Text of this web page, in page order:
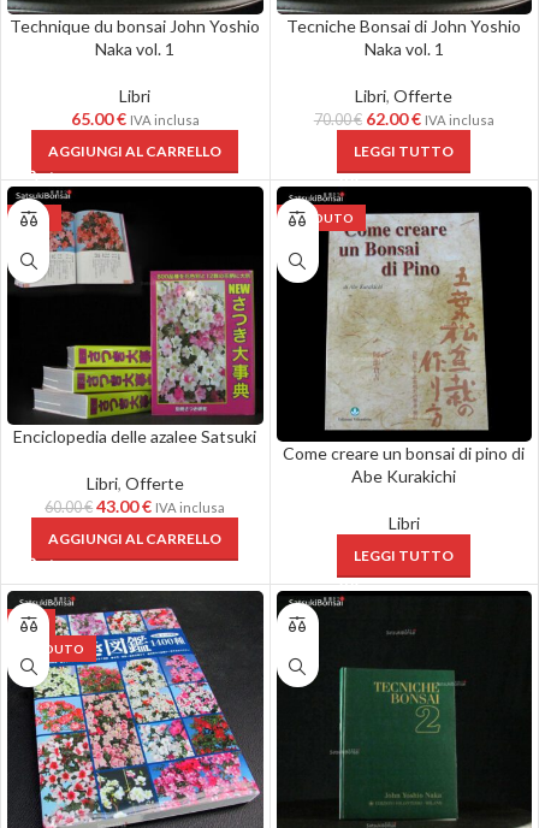
Technique du bonsai John Yoshio
Naka vol. 1
Libri
65.00€ IVA inclusa
AGGIUNGI AL CARRELLO
Tecniche Bonsai di John Yoshio
Naka vol. 1
Libri,Offerte
70.00€ 62.00€ IVA inclusa
LEGGI TUTTO
-28%
Enciclopedia delle azalee Satsuki
Libri, Offerte
60.00€ 43.00€ IVA inclusa
AGGIUNGI AL CARRELLO
VENDUTO
Come creare un bonsai di pino di
Abe Kurakichi
Libri
LEGGI TUTTO
-8%
VENDUTO